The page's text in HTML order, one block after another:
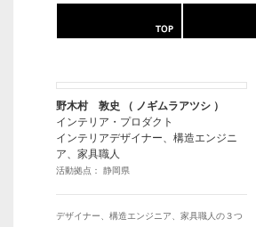
野木村 敦史 （ ノギムラアツシ ）
インテリア・プロダクト
インテリアデザイナー、構造エンジニ
ア、家具職人
活動拠点： 静岡県
デザイナー、構造エンジニア、家具職人の３つ